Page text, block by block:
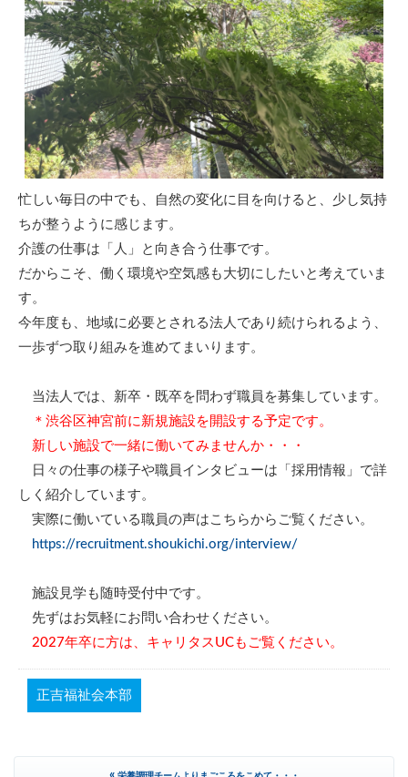
忙しい毎日の中でも、自然の変化に目を向けると、少し気持
ちが整うように感じます。
介護の仕事は「人」と向き合う仕事です。
だからこそ、働く環境や空気感も大切にしたいと考えていま
す。
今年度も、地域に必要とされる法人であり続けられるよう、
一歩ずつ取り組みを進めてまいります。
当法人では、新卒・既卒を問わず職員を募集しています。
＊渋谷区神宮前に新規施設を開設する予定です。
新しい施設で一緒に働いてみませんか・・・
日々の仕事の様子や職員インタビューは「採用情報」で詳
しく紹介しています。
実際に働いている職員の声はこちらからご覧ください。
https://recruitment.shoukichi.org/interview/
施設見学も随時受付中です。
先ずはお気軽にお問い合わせください。
2027年卒に方は、キャリタスUCもご覧ください。
正吉福祉会本部